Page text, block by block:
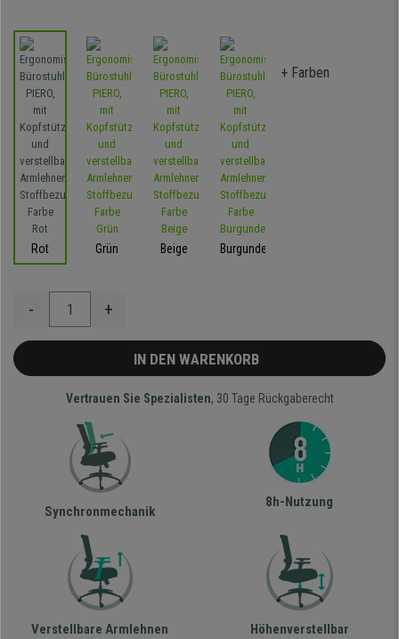
Rot Grün Beige Burgunder
+ Farben
- +
IN DEN WARENKORB
Vertrauen Sie Spezialisten, 30 Tage Rückgaberecht
Synchronmechanik
8h-Nutzung
Verstellbare Armlehnen Höhenverstellbar